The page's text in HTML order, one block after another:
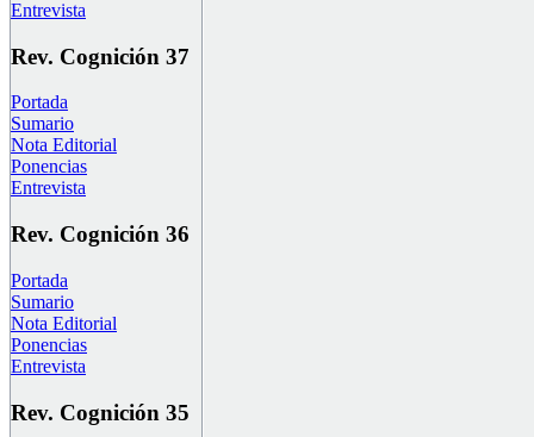
Entrevista
Rev. Cognición 37
Portada
Sumario
Nota Editorial
Ponencias
Entrevista
Rev. Cognición 36
Portada
Sumario
Nota Editorial
Ponencias
Entrevista
Rev. Cognición 35